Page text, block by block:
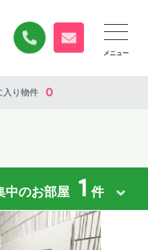
0120-840-834
無料お問い合
入り物件 0
中のお部屋 1 件